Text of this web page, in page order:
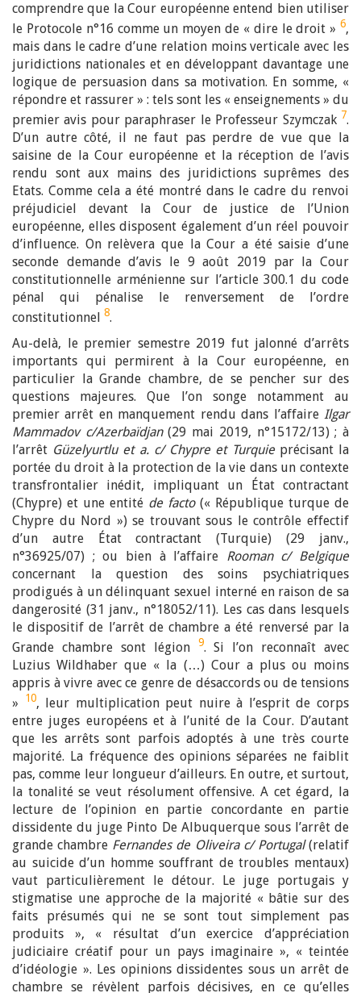
comprendre que la Cour européenne entend bien utiliser
le Protocole n°16 comme un moyen de « dire le droit » 6,
mais dans le cadre d’une relation moins verticale avec les
juridictions nationales et en développant davantage une
logique de persuasion dans sa motivation. En somme, «
répondre et rassurer » : tels sont les « enseignements » du
premier avis pour paraphraser le Professeur Szymczak 7.
D’un autre côté, il ne faut pas perdre de vue que la
saisine de la Cour européenne et la réception de l’avis
rendu sont aux mains des juridictions suprêmes des
Etats. Comme cela a été montré dans le cadre du renvoi
préjudiciel devant la Cour de justice de l’Union
européenne, elles disposent également d’un réel pouvoir
d’influence. On relèvera que la Cour a été saisie d’une
seconde demande d’avis le 9 août 2019 par la Cour
constitutionnelle arménienne sur l’article 300.1 du code
pénal qui pénalise le renversement de l’ordre
constitutionnel 8.
Au-delà, le premier semestre 2019 fut jalonné d’arrêts
importants qui permirent à la Cour européenne, en
particulier la Grande chambre, de se pencher sur des
questions majeures. Que l’on songe notamment au
premier arrêt en manquement rendu dans l’affaire Ilgar
Mammadov c/Azerbaïdjan(29 mai 2019, n°15172/13) ; à
l’arrêt Güzelyurtlu et a. c/ Chypre et Turquieprécisant la
portée du droit à la protection de la vie dans un contexte
transfrontalier inédit, impliquant un État contractant
(Chypre) et une entité de facto(« République turque de
Chypre du Nord ») se trouvant sous le contrôle effectif
d’un autre État contractant (Turquie) (29 janv.,
n°36925/07) ; ou bien à l’affaire Rooman c/ Belgique
concernant la question des soins psychiatriques
prodigués à un délinquant sexuel interné en raison de sa
dangerosité (31 janv., n°18052/11). Les cas dans lesquels
le dispositif de l’arrêt de chambre a été renversé par la
Grande chambre sont légion
9. Si l’on reconnaît avec
Luzius Wildhaber que « la (…) Cour a plus ou moins
appris à vivre avec ce genre de désaccords ou de tensions
»
10, leur multiplication peut nuire à l’esprit de corps
entre juges européens et à l’unité de la Cour. D’autant
que les arrêts sont parfois adoptés à une très courte
majorité. La fréquence des opinions séparées ne faiblit
pas, comme leur longueur d’ailleurs. En outre, et surtout,
la tonalité se veut résolument offensive. A cet égard, la
lecture de l’opinion en partie concordante en partie
dissidente du juge Pinto De Albuquerque sous l’arrêt de
grande chambre Fernandes de Oliveira c/ Portugal(relatif
au suicide d’un homme souffrant de troubles mentaux)
vaut particulièrement le détour. Le juge portugais y
stigmatise une approche de la majorité « bâtie sur des
faits présumés qui ne se sont tout simplement pas
produits », « résultat d’un exercice d’appréciation
judiciaire créatif pour un pays imaginaire », « teintée
d’idéologie ». Les opinions dissidentes sous un arrêt de
chambre se révèlent parfois décisives, en ce qu’elles